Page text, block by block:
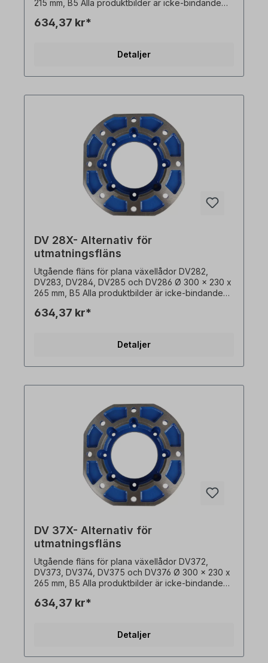
215 mm, B5 Alla produktbilder är icke-bindande
634,37 kr*
Detaljer
DV 28X- Alternativ för
utmatningsfläns
Utgående fläns för plana växellådor DV282,
DV283, DV284, DV285 och DV286 Ø 300 x 230 x
265 mm, B5 Alla produktbilder är icke-bindande
634,37 kr*
Detaljer
DV 37X- Alternativ för
utmatningsfläns
Utgående fläns för plana växellådor DV372,
DV373, DV374, DV375 och DV376 Ø 300 x 230 x
265 mm, B5 Alla produktbilder är icke-bindande
634,37 kr*
Detaljer